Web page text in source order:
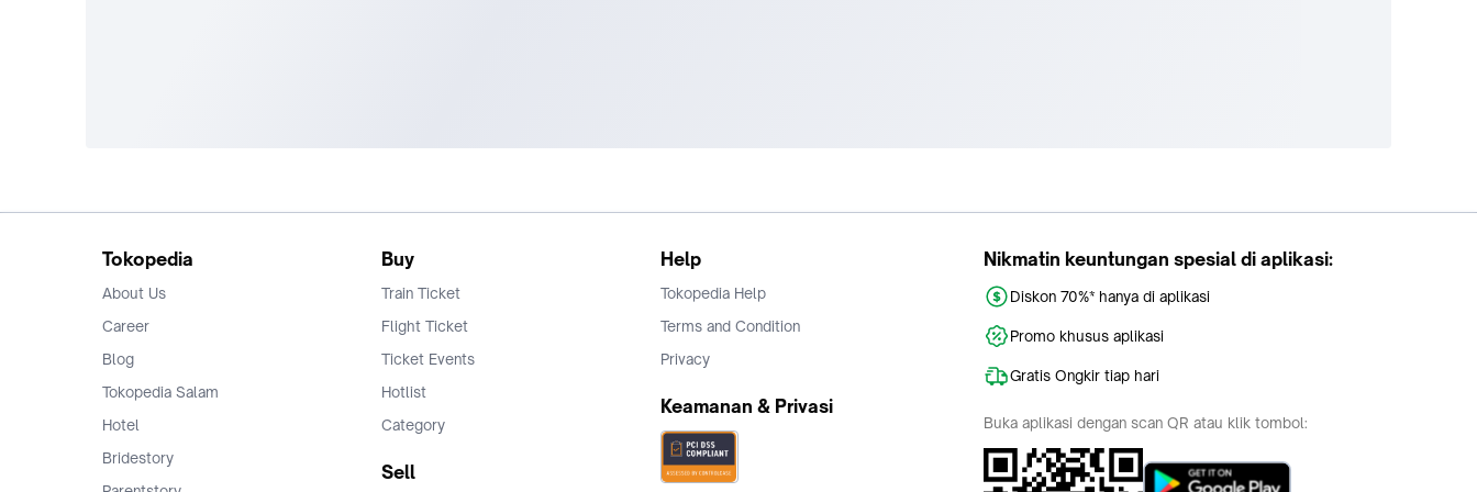
Tokopedia
About Us
Career
Blog
Tokopedia Salam
Hotel
Bridestory
Buy
Train Ticket
Flight Ticket
Ticket Events
Hotlist
Category
Sell
Help
Tokopedia Help
Terms and Condition
Privacy
Keamanan & Privasi
Nikmatin keuntungan spesial di aplikasi:
Diskon 70%* hanya di aplikasi
Promo khusus aplikasi
Gratis Ongkir tiap hari
Buka aplikasi dengan scan QR atau klik tombol: